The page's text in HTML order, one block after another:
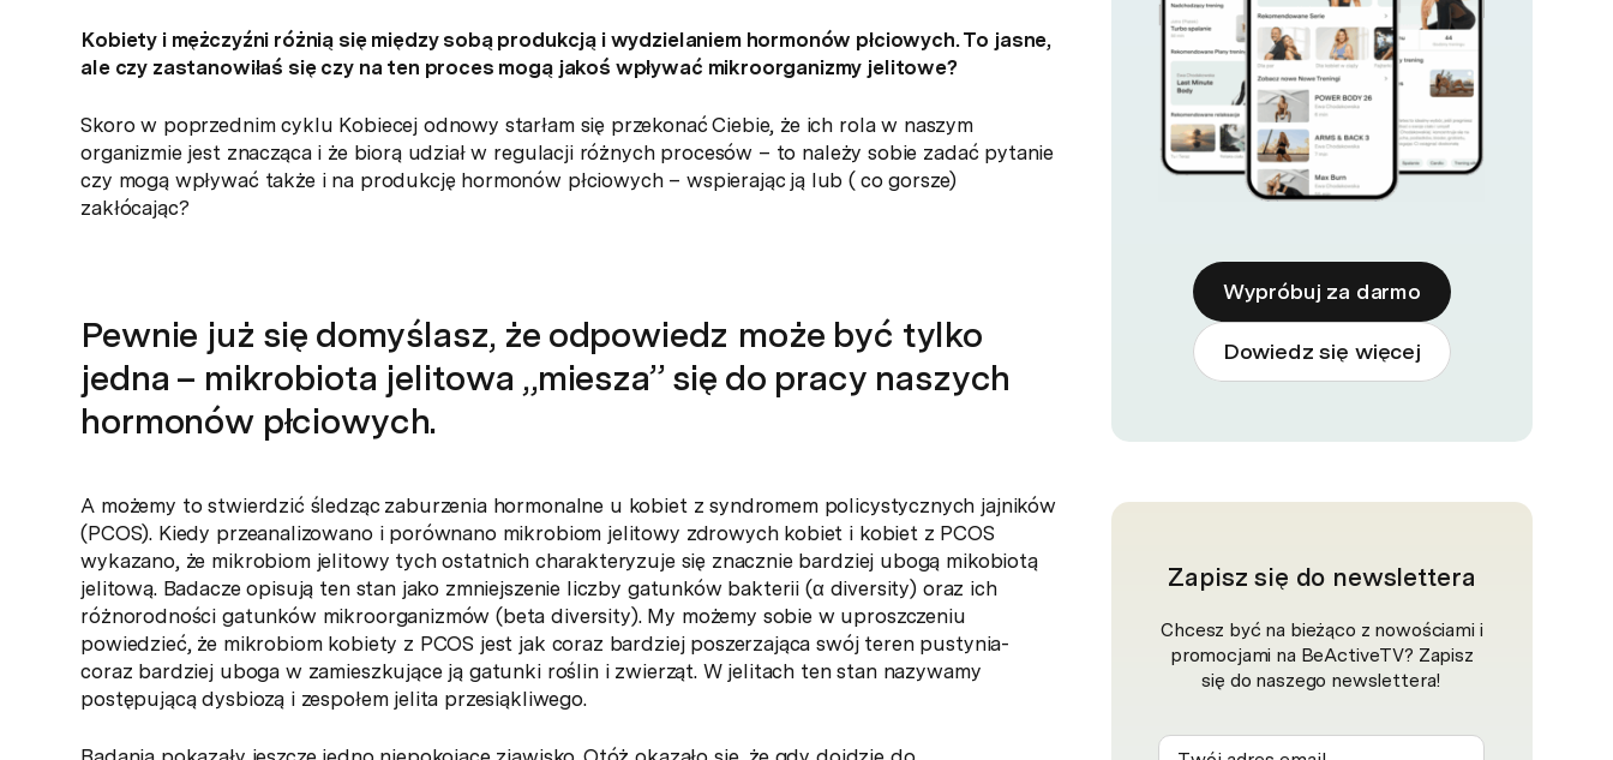
Kobiety i mężczyźni różnią się między sobą produkcją i wydzielaniem hormonów płciowych. To jasne,
ale czy zastanowiłaś się czy na ten proces mogą jakoś wpływać mikroorganizmy jelitowe?
Skoro w poprzednim cyklu Kobiecej odnowy starłam się przekonać Ciebie, że ich rola w naszym
organizmie jest znacząca i że biorą udział w regulacji różnych procesów – to należy sobie zadać pytanie
czy mogą wpływać także i na produkcję hormonów płciowych – wspierając ją lub ( co gorsze)
zakłócając?
Pewnie już się domyślasz, że odpowiedz może być tylko
jedna – mikrobiota jelitowa „miesza” się do pracy naszych
hormonów płciowych.
A możemy to stwierdzić śledząc zaburzenia hormonalne u kobiet z syndromem policystycznych jajników
(PCOS). Kiedy przeanalizowano i porównano mikrobiom jelitowy zdrowych kobiet i kobiet z PCOS
wykazano, że mikrobiom jelitowy tych ostatnich charakteryzuje się znacznie bardziej ubogą mikobiotą
jelitową. Badacze opisują ten stan jako zmniejszenie liczby gatunków bakterii (α diversity) oraz ich
różnorodności gatunków mikroorganizmów (beta diversity). My możemy sobie w uproszczeniu
powiedzieć, że mikrobiom kobiety z PCOS jest jak coraz bardziej poszerzająca swój teren pustynia-
coraz bardziej uboga w zamieszkujące ją gatunki roślin i zwierząt. W jelitach ten stan nazywamy
postępującą dysbiozą i zespołem jelita przesiąkliwego.
Wypróbuj za darmo
Dowiedz się więcej
Zapisz się do newslettera
Chcesz być na bieżąco z nowościami i
promocjami na BeActiveTV? Zapisz
się do naszego newslettera!